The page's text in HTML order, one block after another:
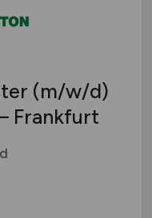
(m/w/d)
Frankfurt